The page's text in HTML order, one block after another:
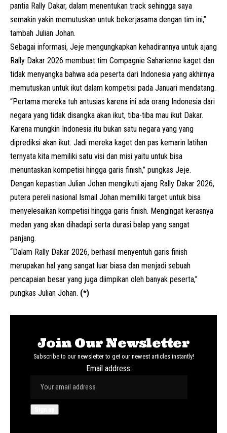
pantia Rally Dakar, dalam menentukan track sehingga saya
semakin yakin memutuskan untuk bekerjasama dengan tim ini,”
tambah Julian Johan.
Sebagai informasi, Jeje mengungkapkan kehadirannya untuk ajang
Rally Dakar 2026 membuat tim Compagnie Saharienne kaget dan
tidak menyangka bahwa ada peserta dari Indonesia yang akhirnya
memutuskan untuk ikut dalam kompetisi pada Januari mendatang.
“Pertama mereka tuh antusias karena ini ada orang Indonesia dari
negara yang tidak disangka akan ikut, tiba-tiba mau ikut Dakar.
Karena mungkin Indonesia itu bukan satu negara yang yang
diprediksi akan ikut. Jadi mereka kaget dan pas kemarin latihan
ternyata kita memiliki satu visi dan misi yaitu untuk bisa
menuntaskan kompetisi hingga garis finish,” pungkas Jeje.
Dengan kepastian Julian Johan mengikuti ajang Rally Dakar 2026,
putera pereli nasional Ismail Johan memiliki target untuk bisa
menyelesaikan kompetisi hingga garis finish. Mengingat kerasnya
medan yang akan dihadapi serta durasi balap yang sangat
panjang.
“Dalam Rally Dakar 2026, berhasil menyentuh garis finish
merupakan hal yang sangat luar biasa dan menjadi sebuah
pencapaian besar yang juga diimpikan oleh banyak peserta,”
pungkas Julian Johan. (*)
Join Our Newsletter
Subscribe to our newsletter to get our newest articles instantly!
Email address: